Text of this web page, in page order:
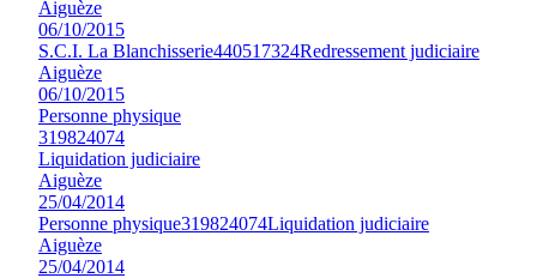
Aiguèze
06/10/2015
S.C.I. La Blanchisserie440517324Redressement judiciaire
Aiguèze
06/10/2015
Personne physique
319824074
Liquidation judiciaire
Aiguèze
25/04/2014
Personne physique319824074Liquidation judiciaire
Aiguèze
25/04/2014